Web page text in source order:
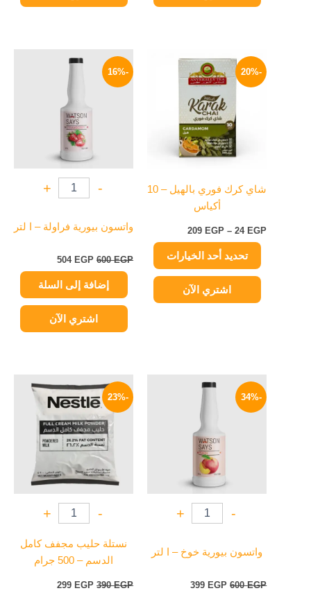
-20%
شاي كرك فوري بالهيل – 10
أكياس
24 EGP
–
209 EGP
من
خلال
تحديد أحد الخيارات
هناك
العديد
من
المختلفة
المنتج.
اختيار
صفحة
المنتج
اشتري الآن
-16%
-
+
واتسون بيورية فراولة – ا لتر
600EGP
الأصلي
504 EGP
إضافة إلى السلة
اشتري الآن
-34%
-
+
واتسون بيورية خوخ – ا لتر
600EGP
السعر
الأصلي
399 EGP
-23%
-
+
نستلة حليب مجفف كامل
الدسم – 500 جرام
390EGP
الأصلي
هو:
390 EGP.
299 EGP
الحالي
هو:
299 EGP.